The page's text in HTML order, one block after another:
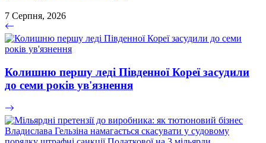
7 Серпня, 2026
Колишню першу леді Південної Кореї засудили
до семи років ув'язнення